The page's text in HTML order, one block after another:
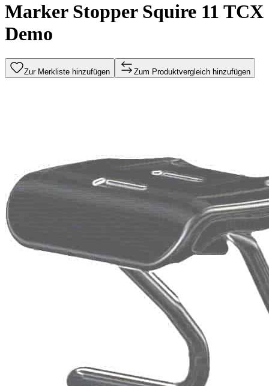
Marker Stopper Squire 11 TCX
Demo
Zur Merkliste hinzufügen Zum Produktvergleich hinzufügen